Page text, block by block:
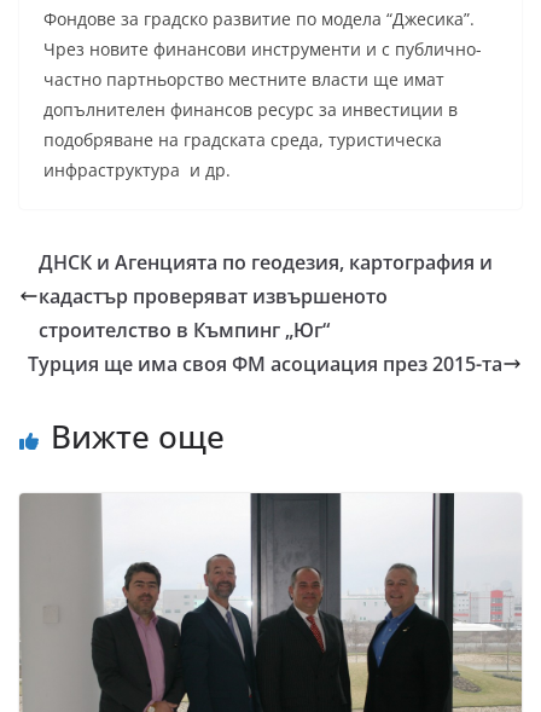
Фондове за градско развитие по модела “Джесика”.
Чрез новите финансови инструменти и с публично-
частно партньорство местните власти ще имат
допълнителен финансов ресурс за инвестиции в
подобряване на градската среда, туристическа
инфраструктура и др.
ДНСК и Агенцията по геодезия, картография и
кадастър проверяват извършеното
строителство в Къмпинг „Юг“
Турция ще има своя ФМ асоциация през 2015-та
Вижте още